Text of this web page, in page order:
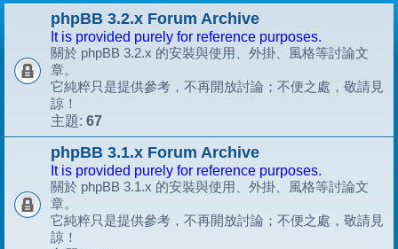
phpBB 3.2.x Forum Archive
It is provided purely for reference purposes.
關於 phpBB 3.2.x 的安裝與使用、外掛、風格等討論文
章。
它純粹只是提供參考，不再開放討論；不便之處，敬請見
諒！
主題: 67
phpBB 3.1.x Forum Archive
It is provided purely for reference purposes.
關於 phpBB 3.1.x 的安裝與使用、外掛、風格等討論文
章。
它純粹只是提供參考，不再開放討論；不便之處，敬請見
諒！